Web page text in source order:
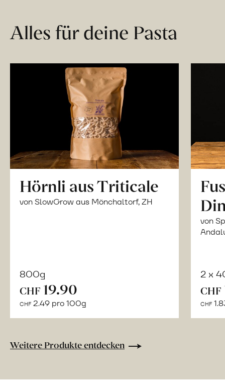
Alles für deine Pasta
Hörnli aus Triticale
von SlowGrow aus Mönchaltorf, ZH
800g
CHF 19.90
CHF 2.49 pro 100g
von
2 x
CHF
CHF
Weitere Produkte entdecken